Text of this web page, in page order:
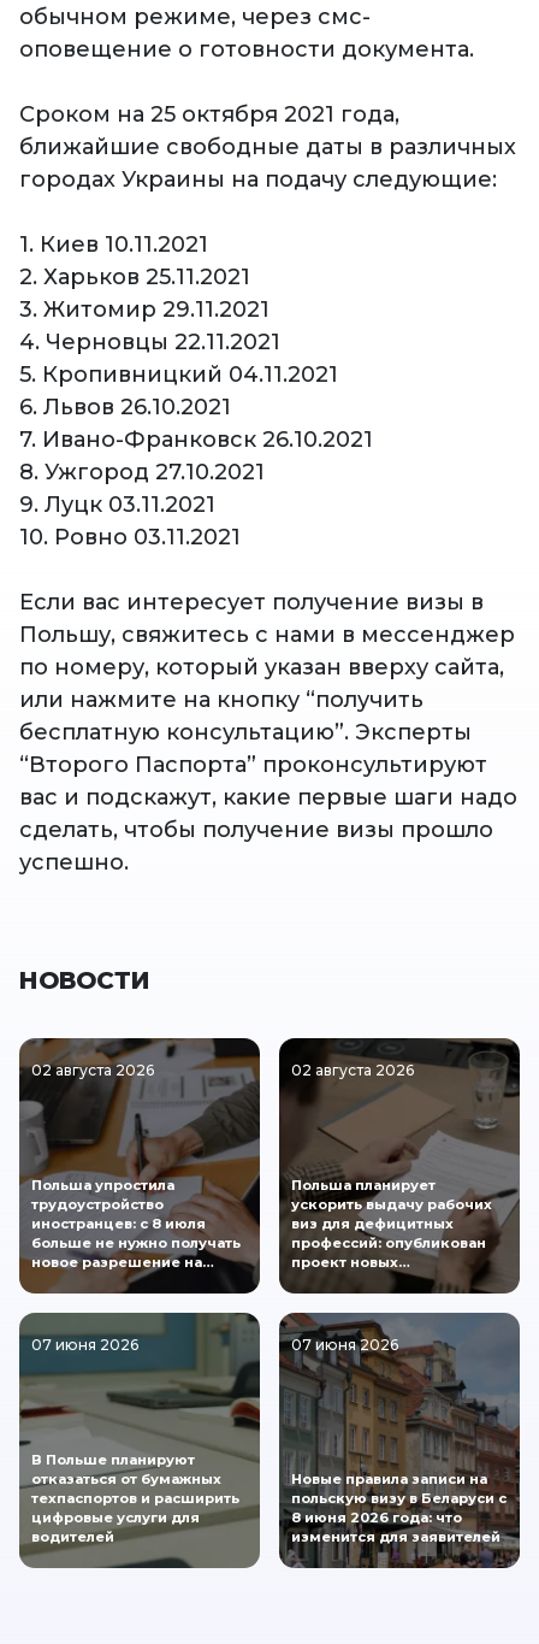
обычном режиме, через смс-
оповещение о готовности документа.
Сроком на 25 октября 2021 года,
ближайшие свободные даты в различных
городах Украины на подачу следующие:
1. Киев 10.11.2021
2. Харьков 25.11.2021
3. Житомир 29.11.2021
4. Черновцы 22.11.2021
5. Кропивницкий 04.11.2021
6. Львов 26.10.2021
7. Ивано-Франковск 26.10.2021
8. Ужгород 27.10.2021
9. Луцк 03.11.2021
10. Ровно 03.11.2021
Если вас интересует получение визы в
Польшу, свяжитесь с нами в мессенджер
по номеру, который указан вверху сайта,
или нажмите на кнопку “получить
бесплатную консультацию”. Эксперты
“Второго Паспорта” проконсультируют
вас и подскажут, какие первые шаги надо
сделать, чтобы получение визы прошло
успешно.
НОВОСТИ
02 августа 2026
Польша упростила
трудоустройство
иностранцев: с 8 июля
больше не нужно получать
новое разрешение на…
02 августа 2026
Польша планирует
ускорить выдачу рабочих
виз для дефицитных
профессий: опубликован
проект новых…
07 июня 2026
В Польше планируют
отказаться от бумажных
техпаспортов и расширить
цифровые услуги для
водителей
07 июня 2026
Новые правила записи на
польскую визу в Беларуси с
8 июня 2026 года: что
изменится для заявителей